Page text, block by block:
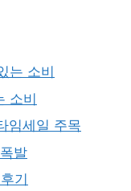
는 소비
소비
임세일 주목
발
기